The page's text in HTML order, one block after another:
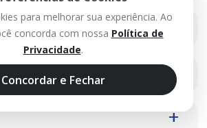
para melhorar sua experiência. Ao
concorda com nossa Política de
Privacidade.
Concordar e Fechar